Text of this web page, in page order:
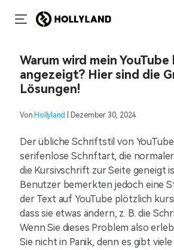
Warum wird mein YouTube
angezeigt? Hier sind die
Lösungen!
Von Hollyland | Dezember 30, 2024
Der übliche Schriftstil von
serifenlose Schriftart, die
die Kursivschrift zur Seite geneigt
Benutzer bemerkten jedoch eine
der Text auf YouTube plötzlich
dass sie etwas ändern, z. B. die
Wenn Sie dieses Problem also
Sie nicht in Panik, denn es gibt